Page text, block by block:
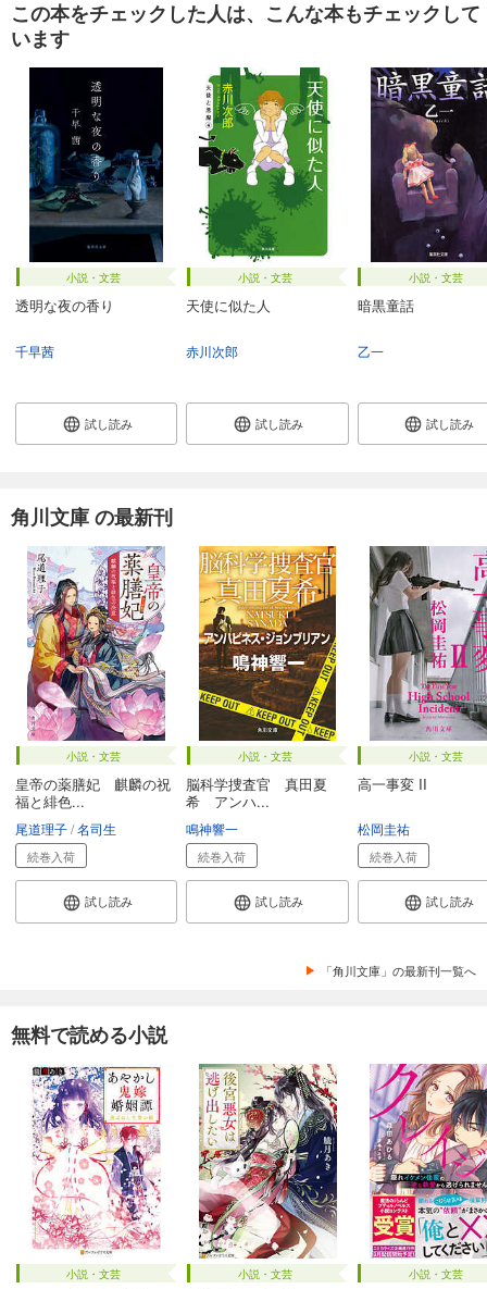
この本をチェックした人は、こんな本もチェックして
います
小説・文芸
透明な夜の香り
千早茜
試し読み
小説・文芸
天使に似た人
赤川次郎
試し読み
小説・文芸
暗黒童話
乙一
試し読み
角川文庫 の最新刊
小説・文芸
皇帝の薬膳妃 麒麟の祝
福と緋色...
尾道理子 名司生
続巻入荷
試し読み
小説・文芸
脳科学捜査官 真田夏
希 アンハ...
鳴神響一
続巻入荷
試し読み
小説・文芸
高一事変 II
松岡圭祐
続巻入荷
試し読み
「角川文庫」の最新刊一覧へ
無料で読める小説
小説・文芸 小説・文芸 小説・文芸